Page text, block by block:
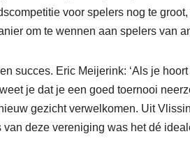
voor spelers nog te
om te wennen aan spelers van
succes. Eric Meijerink: ‘Als je
je dat je een goed toernooi
gezicht verwelkomen. Uit
van deze vereniging was het dé